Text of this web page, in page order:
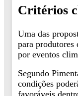
Critérios
Uma das
para produtores
por eventos
Segundo
condições